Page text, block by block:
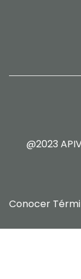
@2023
Conocer